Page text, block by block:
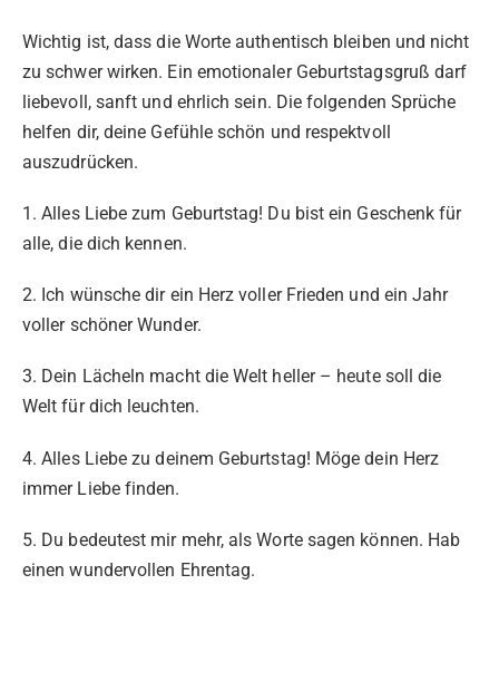
Wichtig ist, dass die Worte authentisch bleiben und nicht
zu schwer wirken. Ein emotionaler Geburtstagsgruß darf
liebevoll, sanft und ehrlich sein. Die folgenden Sprüche
helfen dir, deine Gefühle schön und respektvoll
auszudrücken.
1. Alles Liebe zum Geburtstag! Du bist ein Geschenk für
alle, die dich kennen.
2. Ich wünsche dir ein Herz voller Frieden und ein Jahr
voller schöner Wunder.
3. Dein Lächeln macht die Welt heller – heute soll die
Welt für dich leuchten.
4. Alles Liebe zu deinem Geburtstag! Möge dein Herz
immer Liebe finden.
5. Du bedeutest mir mehr, als Worte sagen können. Hab
einen wundervollen Ehrentag.